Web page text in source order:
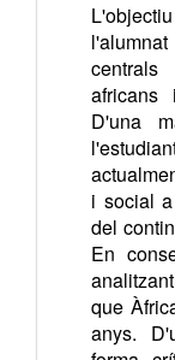
africans
D'una
i social
del
En
que
anys.